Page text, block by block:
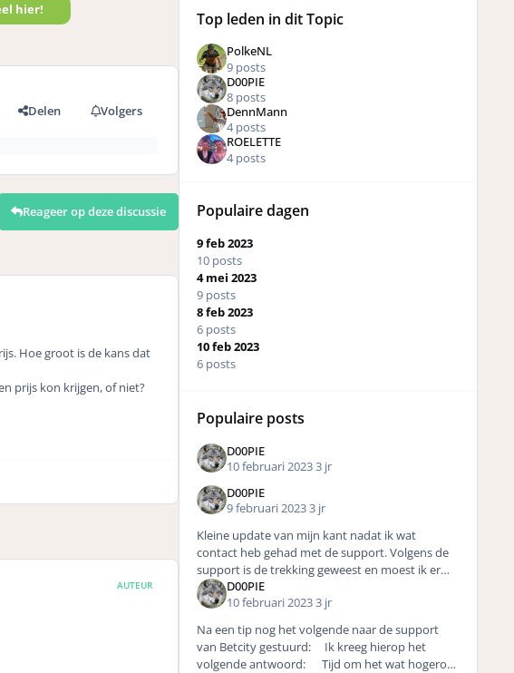
hier!
Delen Volgers
Reageer op deze discussie
Hoe groot is de kans dat
prijs kon krijgen, of niet?
AUTEUR
Top leden in dit Topic
PolkeNL
9 posts
D00PIE
8 posts
DennMann
4 posts
ROELETTE
4 posts
Populaire dagen
9 feb 2023
10 posts
4 mei 2023
9 posts
8 feb 2023
6 posts
10 feb 2023
6 posts
Populaire posts
D00PIE
10 februari 20233 jr
D00PIE
9 februari 20233 jr
Kleine update van mijn kant nadat ik wat
contact heb gehad met de support. Volgens de
support is de trekking geweest en moest ik er
maar vanuit gaan dat de kans heel klein was dat
ik iets zou winnen w
D00PIE
10 februari 20233 jr
Na een tip nog het volgende naar de support
van Betcity gestuurd: Ik kreeg hierop het
volgende antwoord: Tijd om het wat hogerop